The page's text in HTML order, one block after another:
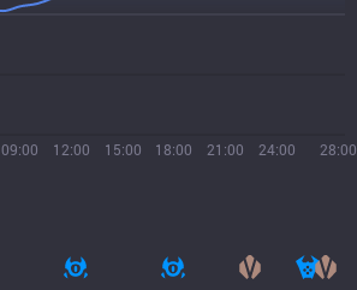
09:00 12:00 15:00 18:00 21:00 24:00 28:00